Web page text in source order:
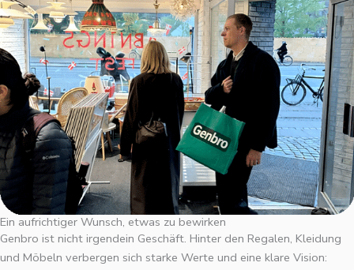
Ein aufrichtiger Wunsch, etwas zu bewirken
Genbro ist nicht irgendein Geschäft. Hinter den Regalen, Kleidung
und Möbeln verbergen sich starke Werte und eine klare Vision: